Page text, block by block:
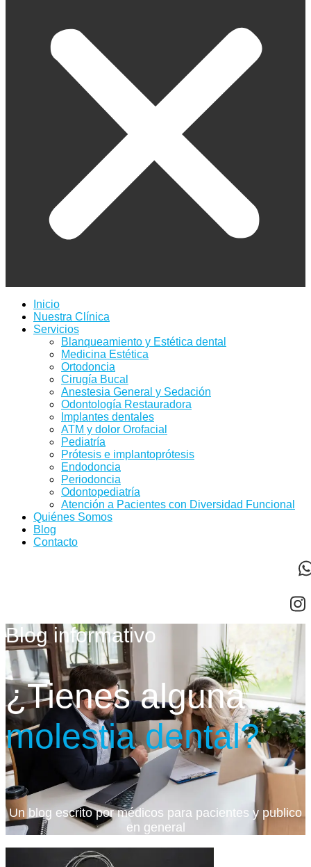
Inicio
Nuestra Clínica
Servicios
Blanqueamiento y Estética dental
Medicina Estética
Ortodoncia
Cirugía Bucal
Anestesia General y Sedación
Odontología Restauradora
Implantes dentales
ATM y dolor Orofacial
Pediatría
Prótesis e implantoprótesis
Endodoncia
Periodoncia
Odontopediatría
Atención a Pacientes con Diversidad Funcional
Quiénes Somos
Blog
Contacto
Blog informativo
¿Tienes alguna
molestia dental?
Un blog escrito por médicos para pacientes y publico
en general